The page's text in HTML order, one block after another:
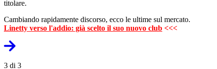
titolare.
Cambiando rapidamente discorso, ecco le ultime sul mercato.
Linetty verso l'addio: già scelto il suo nuovo club <<<
3 di 3